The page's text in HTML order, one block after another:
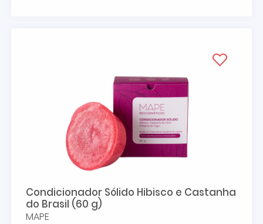
Condicionador Sólido Hibisco e Castanha
do Brasil (60 g)
MAPE